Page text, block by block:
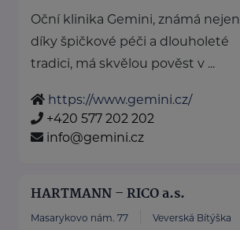
Oční klinika Gemini, známá nejen
díky špičkové péči a dlouholeté
tradici, má skvělou pověst v ...
https://www.gemini.cz/
+420 577 202 202
info@gemini.cz
HARTMANN – RICO a.s.
Masarykovo nám. 77 Veverská Bítýška